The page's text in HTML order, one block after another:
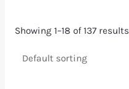
Showing 1–18 of 137 results